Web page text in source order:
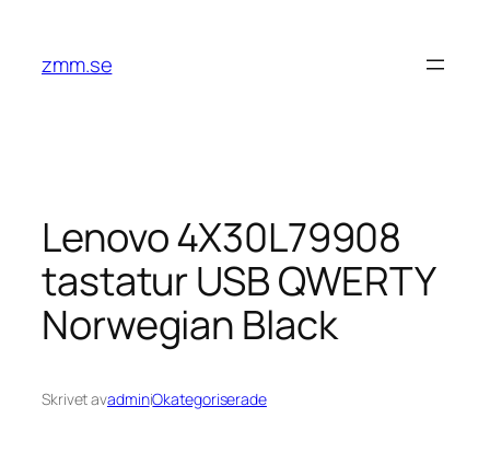
innehåll
zmm.se
Lenovo 4X30L79908
tastatur USB QWERTY
Norwegian Black
Skrivet avadminiOkategoriserade